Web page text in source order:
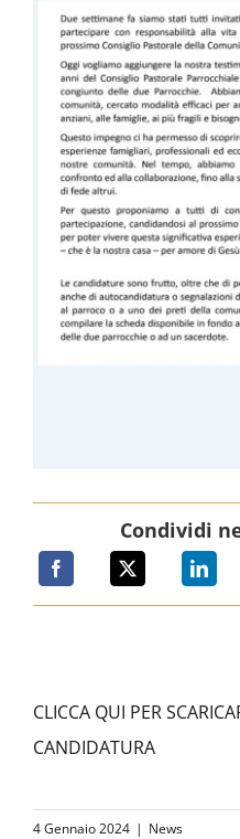
STORIA
AMICI
SOSTIENICI
NOTIZIE
Condividi
CLICCA QUI PER
CANDIDATURA
4 Gennaio 2024 | News